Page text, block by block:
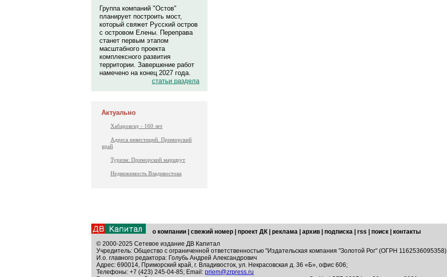
Группа компаний "Остов"
планирует построить мост,
который свяжет Русский остров
с островом Елены. Переправа
станет первым этапом
масштабного проекта
комплексного развития
территории. Завершение работ
намечено на конец 2027 года.
статьи раздела
Актуально
Хабаровску - 160 лет
Адреса инвестиций. Приморский
край
Туризм: Приморский маршрут
Недвижимость Владивостока
о компании свежий номер проект ДК реклама архив подписка rss поиск
контакты
© 2000-2025 Сетевое издание ДВ Капитал
Учредитель: Общество с ограниченной ответственностью "Издательская компания "Золотой Рог" (ОГРН 1162536095358)
И.о. главного редактора: Голубь Андрей Александрович
Адрес: 690014, Приморский край, г. Владивосток, ул. Некрасовская д. 36 «Б», офис 606;
Телефоны: +7 (423) 245-04-85; Email: priem@zrpress.ru